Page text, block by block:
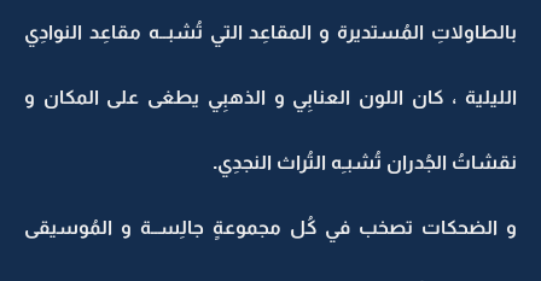
بالطاولاتِ المُستديرة و المقاعِد التي تُشبــه مقاعِد النوادِي
الليلية ، كان اللون العنابِي و الذهبِي يطغى على المكان و
نقشاتُ الجُدران تُشبـِه التُراث النجدِي.
و الضحكات تصخب في كُل مجموعةٍ جالِســة و المُوسيقى